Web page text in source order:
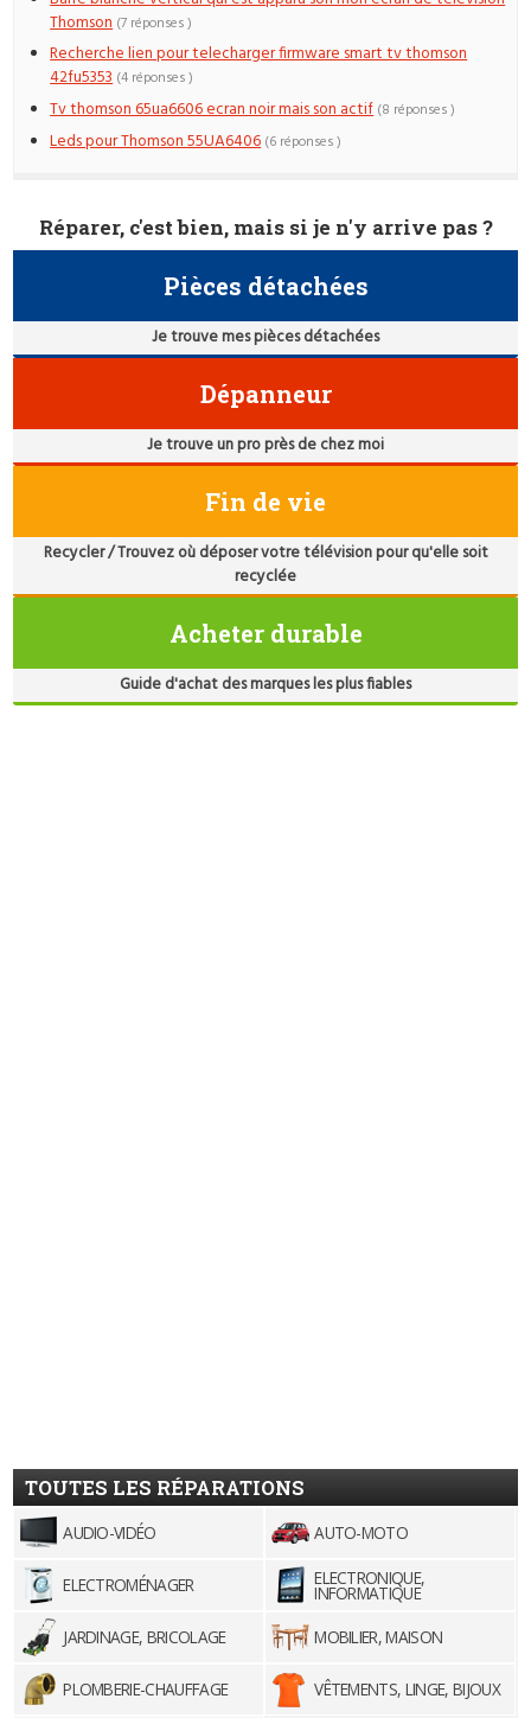
Thomson (7 réponses )
Recherche lien pour telecharger firmware smart tv thomson
42fu5353 (4 réponses )
Tv thomson 65ua6606 ecran noir mais son actif (8 réponses )
Leds pour Thomson 55UA6406 (6 réponses )
Réparer, c'est bien, mais si je n'y arrive pas ?
Pièces détachées
Je trouve mes pièces détachées
Dépanneur
Je trouve un pro près de chez moi
Fin de vie
Recycler / Trouvez où déposer votre télévision pour qu'elle soit
recyclée
Acheter durable
Guide d'achat des marques les plus fiables
TOUTES LES RÉPARATIONS
AUDIO-VIDÉO AUTO-MOTO
ELECTROMÉNAGER ELECTRONIQUE,
INFORMATIQUE
JARDINAGE, BRICOLAGE
MOBILIER, MAISON
PLOMBERIE-CHAUFFAGE VÊTEMENTS, LINGE, BIJOUX